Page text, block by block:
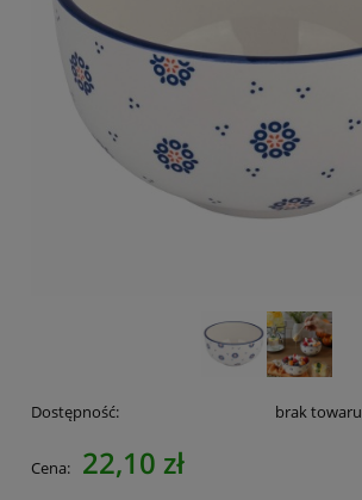
Dostępność: brak towaru
Cena: 22,10 zł